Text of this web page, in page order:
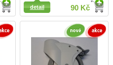
90 Kč
detail